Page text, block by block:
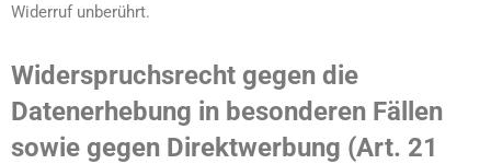
Widerruf unberührt.
Widerspruchsrecht gegen die
Datenerhebung in besonderen Fällen
sowie gegen Direktwerbung (Art. 21